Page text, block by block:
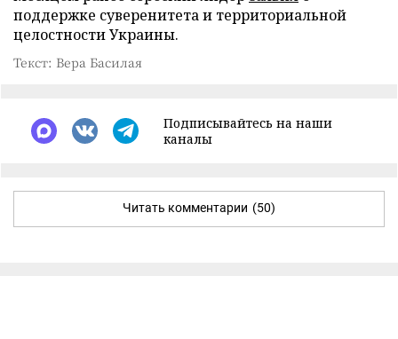
поддержке суверенитета и территориальной
целостности Украины.
Текст: Вера Басилая
Подписывайтесь на наши
каналы
Читать комментарии (50)